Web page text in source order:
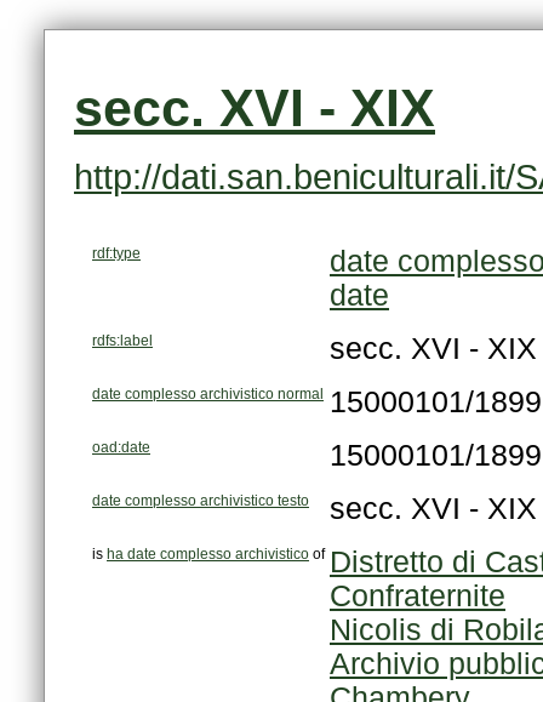
secc. XVI - XIX
http://dati.san.beniculturali.it/
rdf:type
date
date
rdfs:label secc. XVI - XIX
date complesso archivistico normal 15000101/
oad:date 15000101/
date complesso archivistico testo secc. XVI - XIX
is ha date complesso archivistico of
Confraternite
Nicolis di
Archivio